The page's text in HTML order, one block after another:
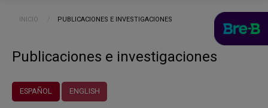
Ruta de navegación
INICIO CURRENT:
PUBLICACIONES E INVESTIGACIONES
Publicaciones e investigaciones
ESPAÑOL ENGLISH